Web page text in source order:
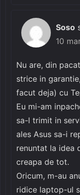
Soso
10
Nu are, din
strice in
facut deja) cu
Eu mi-am
sa-l trimit in
ales Asus sa-i
renuntat la idea
creapa de tot.
Oricum, m-au
ridice laptop-ul